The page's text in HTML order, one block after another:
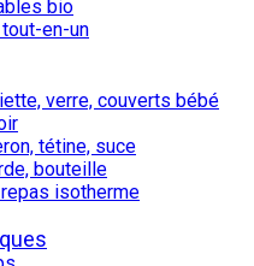
bio
en-un
verre, couverts bébé
tétine, suce
bouteille
isotherme